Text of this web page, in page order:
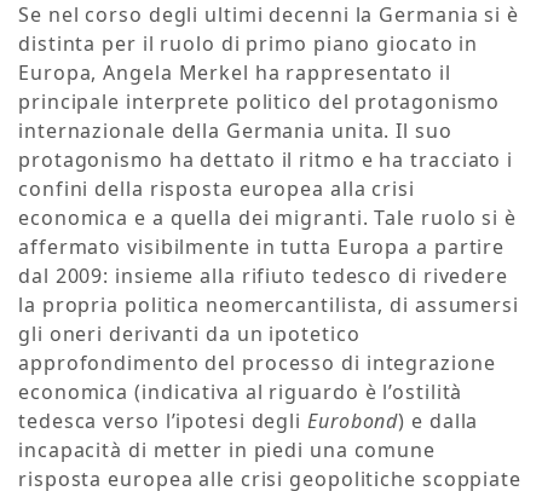
Se nel corso degli ultimi decenni la Germania si è
distinta per il ruolo di primo piano giocato in
Europa, Angela Merkel ha rappresentato il
principale interprete politico del protagonismo
internazionale della Germania unita. Il suo
protagonismo ha dettato il ritmo e ha tracciato i
confini della risposta europea alla crisi
economica e a quella dei migranti. Tale ruolo si è
affermato visibilmente in tutta Europa a partire
dal 2009: insieme alla rifiuto tedesco di rivedere
la propria politica neomercantilista, di assumersi
gli oneri derivanti da un ipotetico
approfondimento del processo di integrazione
economica (indicativa al riguardo è l’ostilità
tedesca verso l’ipotesi degli Eurobond) e dalla
incapacità di metter in piedi una comune
risposta europea alle crisi geopolitiche scoppiate